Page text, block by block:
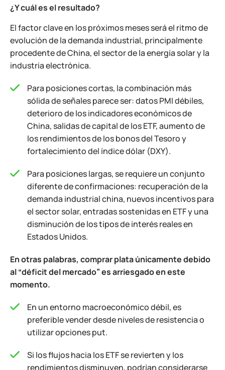
¿Y cuál es el resultado?
El factor clave en los próximos meses será el ritmo de
evolución de la demanda industrial, principalmente
procedente de China, el sector de la energía solar y la
industria electrónica.
Para posiciones cortas, la combinación más
sólida de señales parece ser: datos PMI débiles,
deterioro de los indicadores económicos de
China, salidas de capital de los ETF, aumento de
los rendimientos de los bonos del Tesoro y
fortalecimiento del índice dólar (DXY).
Para posiciones largas, se requiere un conjunto
diferente de confirmaciones: recuperación de la
demanda industrial china, nuevos incentivos para
el sector solar, entradas sostenidas en ETF y una
disminución de los tipos de interés reales en
Estados Unidos.
En otras palabras, comprar plata únicamente debido
al “déficit del mercado” es arriesgado en este
momento.
En un entorno macroeconómico débil, es
preferible vender desde niveles de resistencia o
utilizar opciones put.
Si los flujos hacia los ETF se revierten y los
rendimientos disminuyen, podrían considerarse